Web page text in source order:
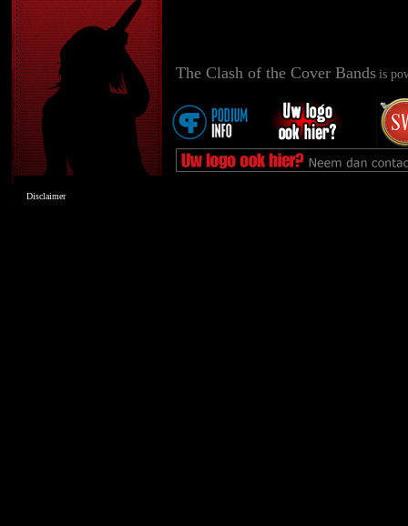
The Clash of the Cover Bands is
Disclaimer